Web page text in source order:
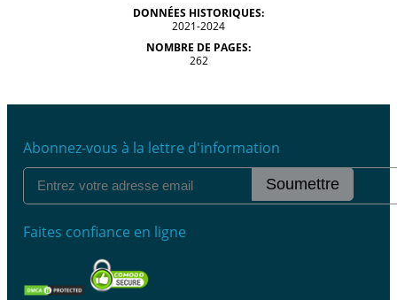
DONNÉES HISTORIQUES:
2021-2024
NOMBRE DE PAGES:
262
Abonnez-vous à la lettre d'information
Soumettre
Faites confiance en ligne